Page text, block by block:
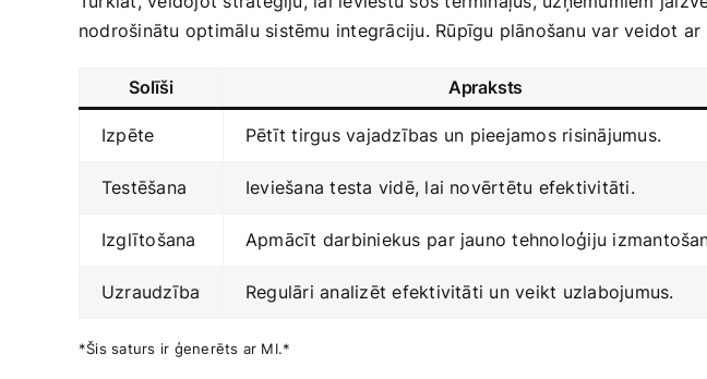
nodrošinātu ‍optimālu sistēmu integrāciju. Rūpīgu plānošanu var veidot⁣
Solīši Apraksts
Izpēte Pētīt tirgus vajadzības un⁤ pieejamos risinājumus.
Testēšana Ieviešana testa vidē, lai novērtētu efektivitāti.
Izglītošana Apmācīt darbiniekus ⁤par jauno‍ tehnoloģiju
Uzraudzība Regulāri analizēt efektivitāti un veikt uzlabojumus.
*Šis saturs ir ģenerēts ar MI.*